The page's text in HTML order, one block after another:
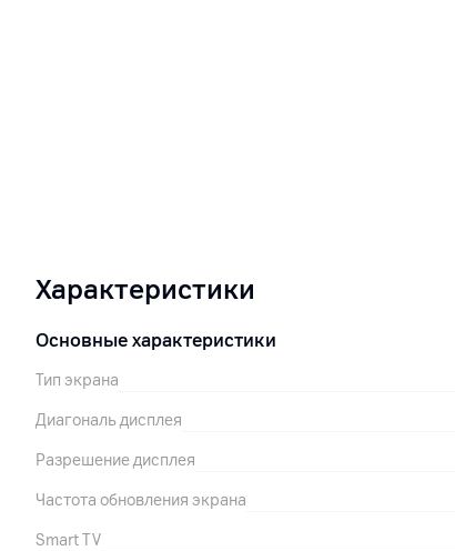
Характеристики
Основные характеристики
Тип экрана
Диагональ дисплея
Разрешение дисплея
Частота обновления экрана
Smart TV